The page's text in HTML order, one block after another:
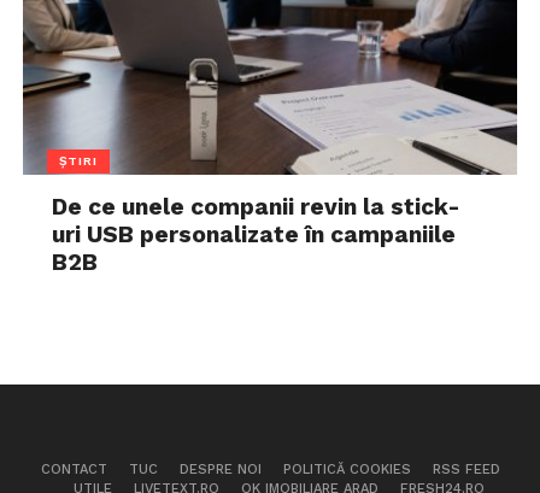
ȘTIRI
De ce unele companii revin la stick-
uri USB personalizate în campaniile
B2B
CONTACT TUC DESPRE NOI POLITICĂ COOKIES
RSS FEED
UTILE
LIVETEXT.RO OK IMOBILIARE ARAD FRESH24.RO